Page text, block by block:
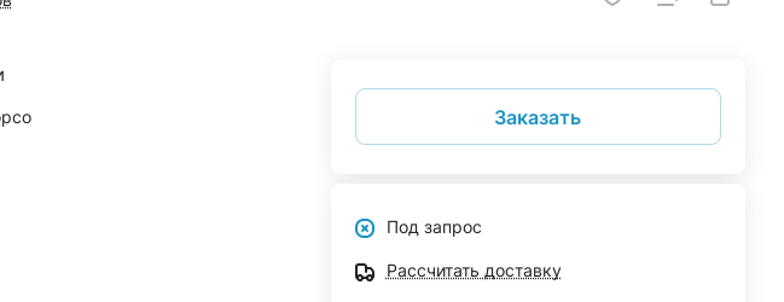
Заказать
Под запрос
Рассчитать доставку